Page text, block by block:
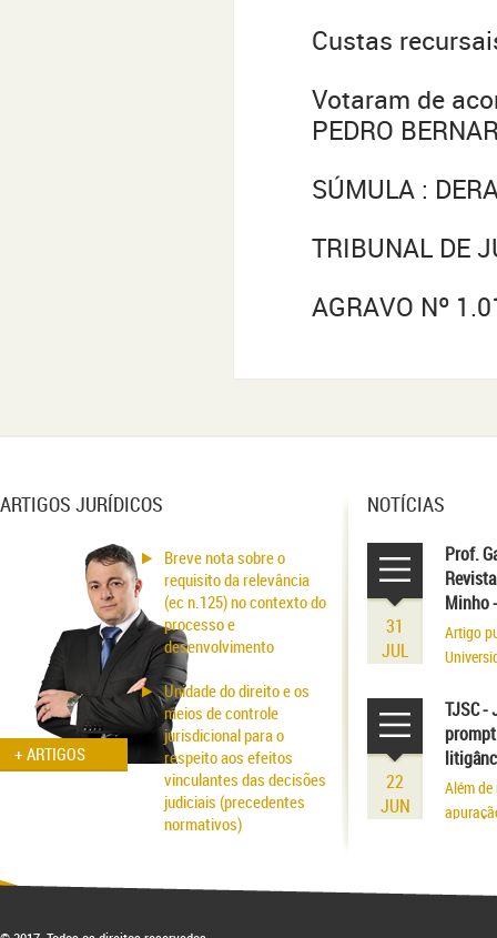
Custas
Votaram de
PEDRO
SÚMULA :
TRIBUNAL DE
AGRAVO Nº
ARTIGOS JURÍDICOS
+ ARTIGOS
Breve nota sobre o
requisito da relevância
(ec n.125) no contexto do
processo e
desenvolvimento
Unidade do direito e os
meios de controle
jurisdicional para o
respeito aos efeitos
vinculantes das decisões
judiciais (precedentes
normativos)
fraude patrimonial: da
NOTÍCIAS
31
JUL
Prof.
Minho
Artigo
22
JUN
TJSC -
Além